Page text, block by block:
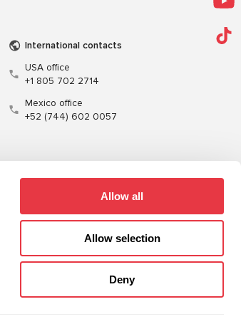
Allow all
Allow selection
Deny
International contacts
USA office
+1 805 702 2714
Mexico office
+52 (744) 602 0057